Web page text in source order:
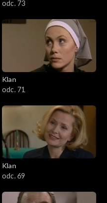
odc. 73
Klan
odc. 71
Klan
odc. 69